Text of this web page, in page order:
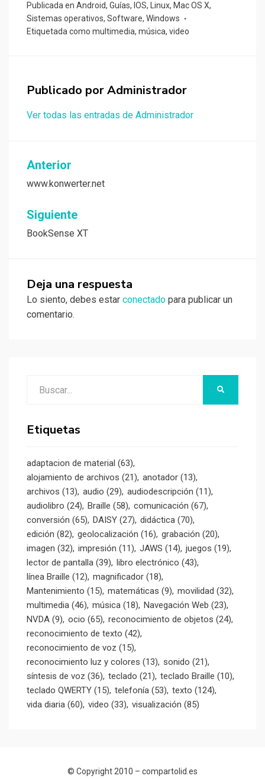
Publicada en Android, Guías, IOS, Linux, Mac OS X,
Sistemas operativos, Software, Windows
Etiquetada como multimedia, música, video
Publicado porAdministrador
Ver todas las entradas de Administrador
Navegación
de
entradas
Anterior
www.konwerter.net
Siguiente
BookSense XT
Deja una respuesta
Lo siento, debes estar conectado para publicar un
comentario.
Etiquetas
adaptacion de material (63)
alojamiento de archivos (21) anotador (13)
archivos (13) audio (29) audiodescripción (11)
audiolibro (24) Braille (58) comunicación (67)
conversión (65) DAISY (27) didáctica (70)
edición (82) geolocalización (16) grabación (20)
imagen (32) impresión (11) JAWS (14) juegos (19)
lector de pantalla (39) libro electrónico (43)
línea Braille (12) magnificador (18)
Mantenimiento (15) matemáticas (9) movilidad (32)
multimedia (46) música (18) Navegación Web (23)
NVDA (9) ocio (65) reconocimiento de objetos (24)
reconocimiento de texto (42)
reconocimiento de voz (15)
reconocimiento luz y colores (13) sonido (21)
síntesis de voz (36) teclado (21) teclado Braille (10)
teclado QWERTY (15) telefonía (53) texto (124)
vida diaria (60) video (33) visualización (85)
© Copyright 2010 – compartolid.es